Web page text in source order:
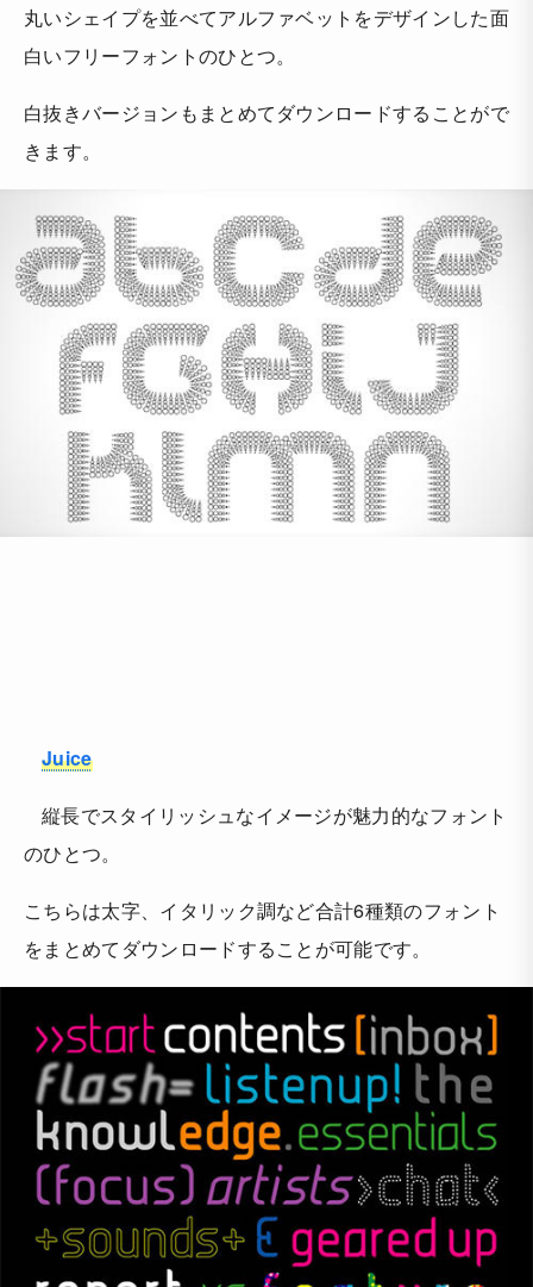
丸いシェイプを並べてアルファベットをデザインした面
白いフリーフォントのひとつ。
白抜きバージョンもまとめてダウンロードすることがで
きます。
Juice
縦長でスタイリッシュなイメージが魅力的なフォント
のひとつ。
こちらは太字、イタリック調など合計6種類のフォント
をまとめてダウンロードすることが可能です。